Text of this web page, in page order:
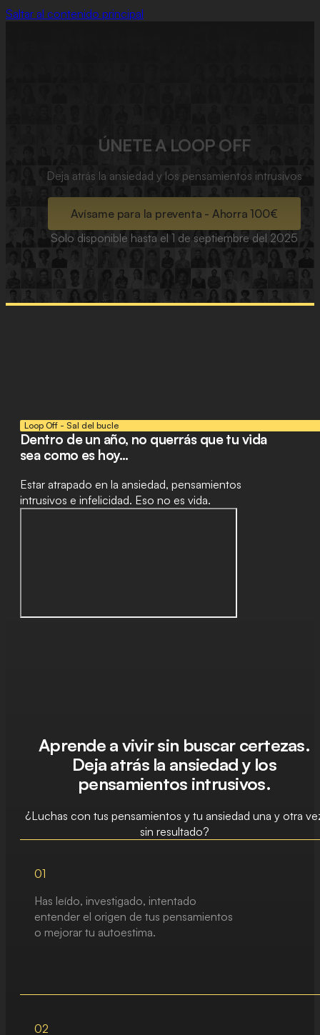
Saltar al contenido principal
ÚNETE A LOOP OFF
Deja atrás la ansiedad y los pensamientos intrusivos
Avísame para la preventa - Ahorra 100€
Solo disponible hasta el 1 de septiembre del 2025
Loop Off - Sal del bucle
Dentro de un año, no querrás que tu vida
sea como es hoy...
Estar atrapado en la ansiedad, pensamientos
intrusivos e infelicidad. Eso no es vida.
Aprende a vivir sin buscar certezas.
Deja atrás la ansiedad y los
pensamientos intrusivos.
¿Luchas con tus pensamientos y tu ansiedad una y otra
sin resultado?
01
Has leído, investigado, intentado
entender el origen de tus pensamientos
o mejorar tu autoestima.
02